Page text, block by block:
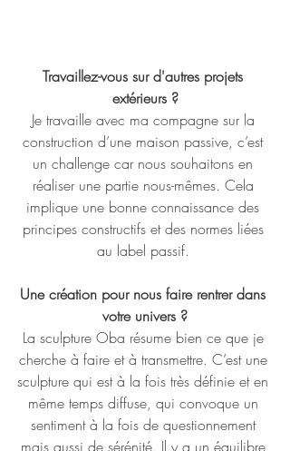
Travaillez-vous sur d'autres projets
extérieurs ?
Je travaille avec ma compagne sur la
construction d’une maison passive, c’est
un challenge car nous souhaitons en
réaliser une partie nous-mêmes. Cela
implique une bonne connaissance des
principes constructifs et des normes liées
au label passif.
Une création pour nous faire rentrer dans
votre univers ?
La sculpture Oba résume bien ce que je
cherche à faire et à transmettre. C’est une
sculpture qui est à la fois très définie et en
même temps diffuse, qui convoque un
sentiment à la fois de questionnement
mais aussi de sérénité. Il y a un équilibre